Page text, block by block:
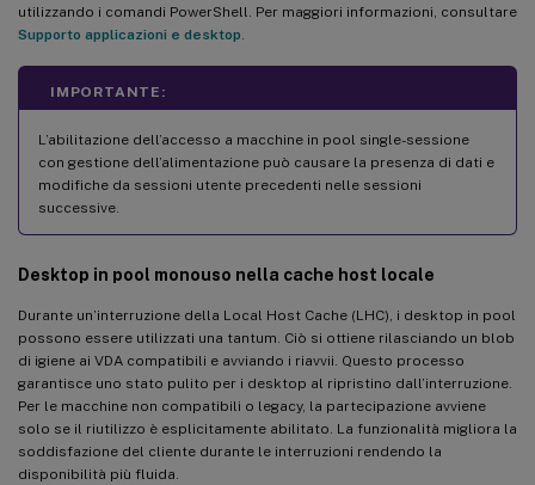
utilizzando i comandi PowerShell. Per maggiori informazioni, consultare
Supporto applicazioni e desktop.
IMPORTANTE:
L’abilitazione dell’accesso a macchine in pool single-sessione
con gestione dell’alimentazione può causare la presenza di dati e
modifiche da sessioni utente precedenti nelle sessioni
successive.
Desktop in pool monouso nella cache host locale
Durante un’interruzione della Local Host Cache (LHC), i desktop in pool
possono essere utilizzati una tantum. Ciò si ottiene rilasciando un blob
di igiene ai VDA compatibili e avviando i riavvii. Questo processo
garantisce uno stato pulito per i desktop al ripristino dall’interruzione.
Per le macchine non compatibili o legacy, la partecipazione avviene
solo se il riutilizzo è esplicitamente abilitato. La funzionalità migliora la
soddisfazione del cliente durante le interruzioni rendendo la
disponibilità più fluida.